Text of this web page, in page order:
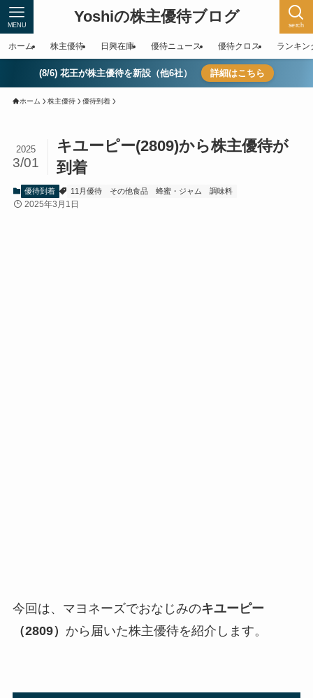
Yoshiの株主優待ブログ serch
MENU
ホーム 株主優待 日興在庫 優待ニュース 優待クロス ランキン
(8/6) 花王が株主優待を新設（他6社） 詳細はこちら
ホーム 株主優待 優待到着
キユーピー(2809)から株主優待が
到着
2025
3/01
優待到着 11月優待 その他食品 蜂蜜・ジャム 調味料
2025年3月1日
今回は、マヨネーズでおなじみのキユーピー
（2809） から届いた株主優待を紹介します。